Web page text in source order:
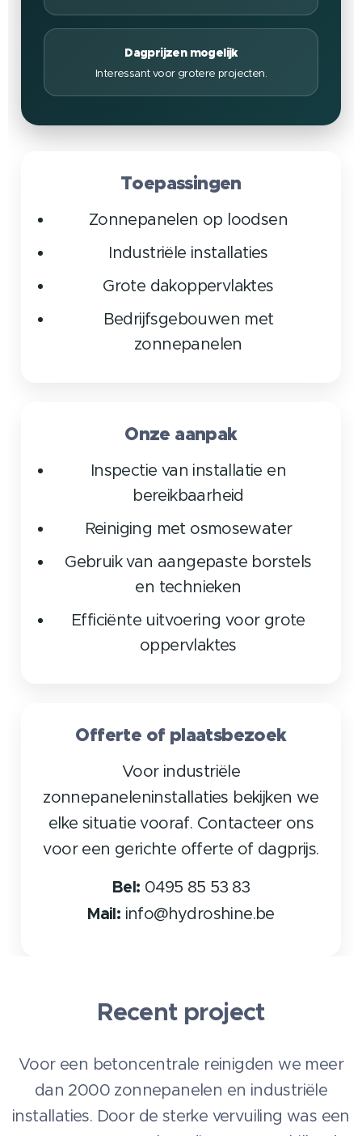
Dagprijzen mogelijk
Interessant voor grotere projecten.
Toepassingen
Zonnepanelen op loodsen
Industriële installaties
Grote dakoppervlaktes
Bedrijfsgebouwen met
zonnepanelen
Onze aanpak
Inspectie van installatie en
bereikbaarheid
Reiniging met osmosewater
Gebruik van aangepaste borstels
en technieken
Efficiënte uitvoering voor grote
oppervlaktes
Offerte of plaatsbezoek
Voor industriële
zonnepaneleninstallaties bekijken we
elke situatie vooraf. Contacteer ons
voor een gerichte offerte of dagprijs.
Bel: 0495 85 53 83
Mail: info@hydroshine.be
Recent project
Voor een betoncentrale reinigden we meer
dan 2000 zonnepanelen en industriële
installaties. Door de sterke vervuiling was een